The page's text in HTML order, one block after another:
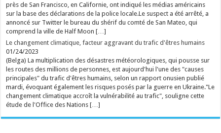
près de San Francisco, en Californie, ont indiqué les médias américains
sur la base des déclarations de la police locale.Le suspect a été arrêté, a
annoncé sur Twitter le bureau du shérif du comté de San Mateo, qui
comprend la ville de Half Moon […]
Le changement climatique, facteur aggravant du trafic d'êtres humains
01/24/2023
(Belga) La multiplication des désastres météorologiques, qui pousse sur
les routes des millions de personnes, est aujourd'hui l'une des "causes
principales" du trafic d'êtres humains, selon un rapport onusien publié
mardi, évoquant également les risques posés par la guerre en Ukraine."Le
changement climatique accroît la vulnérabilité au trafic", souligne cette
étude de l'Office des Nations […]